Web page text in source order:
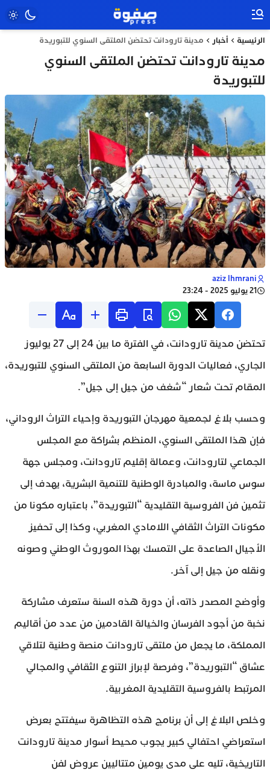
الرئيسية أخبار مدينة تارودانت تحتضن الملتقى السنوي للتبوريدة
مدينة تارودانت تحتضن الملتقى السنوي
للتبوريدة
aziz lhmrani
21 يوليو 2025 - 23:24
تحتضن مدينة تارودانت، في الفترة ما بين 24 إلى 27 يوليوز
الجاري، فعاليات الدورة السابعة من الملتقى السنوي للتبوريدة،
المقام تحت شعار “شغف من جيل إلى جيل”.
وحسب بلاغ لجمعية مهرجان التبوريدة وإحياء التراث الروداني،
فإن هذا الملتقى السنوي، المنظم بشراكة مع المجلس
الجماعي لتارودانت، وعمالة إقليم تارودانت، ومجلس جهة
سوس ماسة، والمبادرة الوطنية للتنمية البشرية، يهدف إلى
تثمين فن الفروسية التقليدية “التبوريدة”، باعتباره مكونا من
مكونات التراث الثقافي اللامادي المغربي، وكذا إلى تحفيز
الأجيال الصاعدة على التمسك بهذا الموروث الوطني وصونه
ونقله من جيل إلى آخر.
وأوضح المصدر ذاته، أن دورة هذه السنة ستعرف مشاركة
نخبة من أجود الفرسان والخيالة القادمين من عدد من أقاليم
المملكة، ما يجعل من ملتقى تارودانت منصة وطنية لتلاقي
عشاق “التبوريدة”، وفرصة لإبراز التنوع الثقافي والمجالي
المرتبط بالفروسية التقليدية المغربية.
وخلص البلاغ إلى أن برنامج هذه التظاهرة سيفتتح بعرض
استعراضي احتفالي كبير يجوب محيط أسوار مدينة تارودانت
التاريخية، تليه على مدى يومين متتاليين عروض لفن